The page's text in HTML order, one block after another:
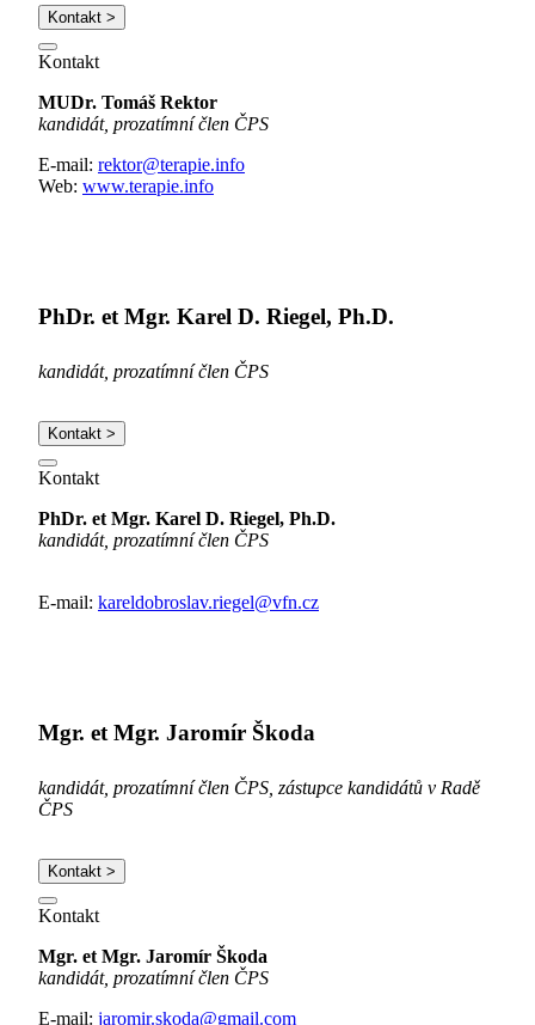
Kontakt >
Kontakt
MUDr. Tomáš Rektor
kandidát, prozatímní člen ČPS
E-mail: rektor@terapie.info
Web: www.terapie.info
PhDr. et Mgr. Karel D. Riegel, Ph.D.
kandidát, prozatímní člen ČPS
Kontakt >
Kontakt
PhDr. et Mgr. Karel D. Riegel, Ph.D.
kandidát, prozatímní člen ČPS
E-mail: kareldobroslav.riegel@vfn.cz
Mgr. et Mgr. Jaromír Škoda
kandidát, prozatímní člen ČPS, zástupce kandidátů v Radě
ČPS
Kontakt >
Kontakt
Mgr. et Mgr. Jaromír Škoda
kandidát, prozatímní člen ČPS
E-mail: jaromir.skoda@gmail.com